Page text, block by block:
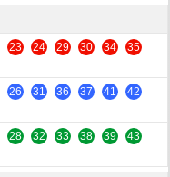
23 24 29 30 34
35
26 31 36 37 41
42
28 32 33 38 39
43